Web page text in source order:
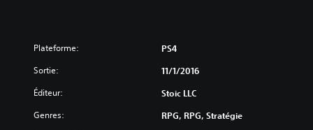
Plateforme: PS4
Sortie: 11/1/2016
Éditeur: Stoic LLC
Genres: RPG, RPG, Stratégie